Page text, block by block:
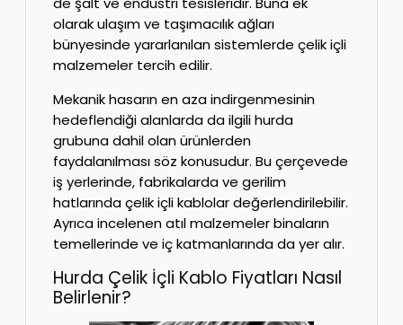
olarak ulaşım ve taşımacılık ağları
bünyesinde yararlanılan sistemlerde çelik içli
malzemeler tercih edilir.
Mekanik hasarın en aza indirgenmesinin
hedeflendiği alanlarda da ilgili hurda
grubuna dahil olan ürünlerden
faydalanılması söz konusudur. Bu çerçevede
iş yerlerinde, fabrikalarda ve gerilim
hatlarında çelik içli kablolar değerlendirilebilir.
Ayrıca incelenen atıl malzemeler binaların
temellerinde ve iç katmanlarında da yer alır.
Hurda Çelik İçli Kablo Fiyatları Nasıl
Belirlenir?